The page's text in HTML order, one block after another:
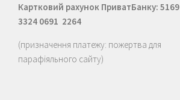
Картковий рахунок ПриватБанку: 5169
3324 0691 2264
(призначення платежу: пожертва для
парафіяльного сайту)